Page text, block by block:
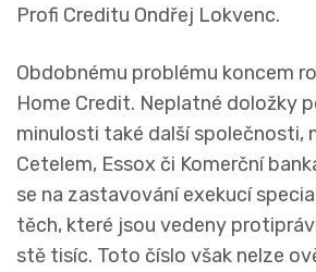
Profi Creditu Ondřej Lokvenc.
Obdobnému problému koncem
Home Credit. Neplatné doložky
minulosti také další společnosti,
Cetelem, Essox či Komerční
se na zastavování exekucí
těch, které jsou vedeny
stě tisíc. Toto číslo však nelze